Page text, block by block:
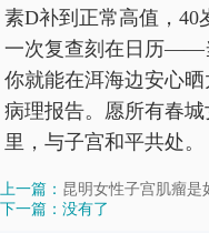
素D补到正常高值，40
一次复查刻在日历——
你就能在洱海边安心
病理报告。愿所有春
里，与子宫和平共处。
上一篇： 昆明女性子宫肌瘤是
下一篇：没有了